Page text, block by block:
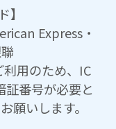
】
Express・
用のため、IC
番号が必要と
願いします。